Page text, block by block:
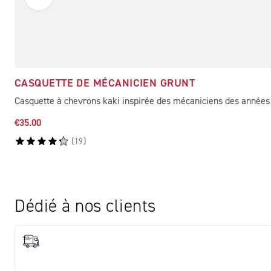
CASQUETTE DE MÉCANICIEN GRUNT
Casquette à chevrons kaki inspirée des mécaniciens des
€35.00
( 19)
Dédié à nos clients